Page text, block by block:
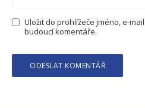
Uložit do prohlížeče jméno, e-
budoucí komentáře.